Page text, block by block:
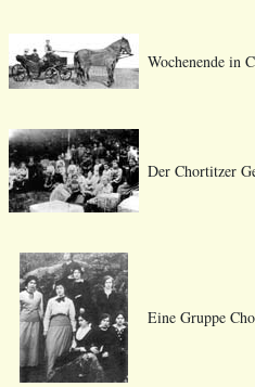
Wochenende in
Der Chortitzer
Eine Gruppe